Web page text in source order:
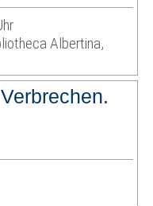
Albertina,